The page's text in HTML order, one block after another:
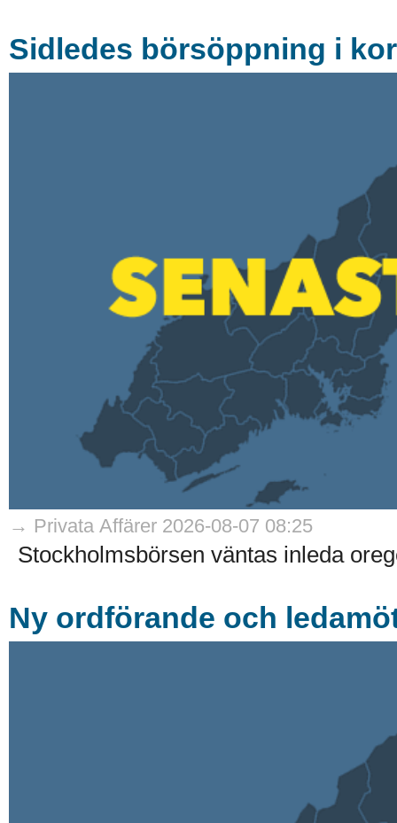
Sidledes börsöppning i
→ Privata Affärer 2026-08-07 08:25
Stockholmsbörsen väntas inleda
Ny ordförande och